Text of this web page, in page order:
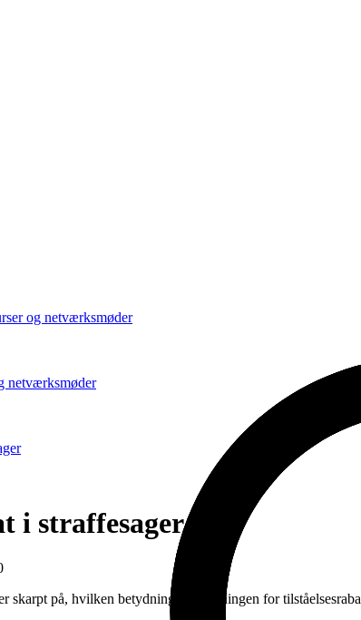
og netværksmøder
netværksmøder
i straffesager
på, hvilken betydning lovfæstningen for